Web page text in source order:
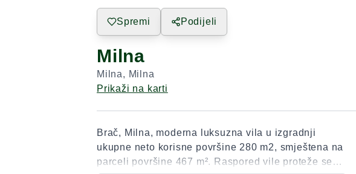
Spremi Podijeli
Milna
Milna, Milna
Prikaži na karti
Brač, Milna, moderna luksuzna vila u izgradnji
ukupne neto korisne površine 280 m2, smještena na
parceli površine 467 m². Raspored vile proteže se